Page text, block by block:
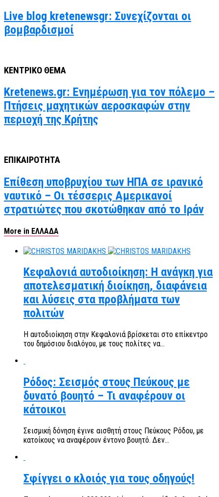
Live blog kretenewsgr: Συνεχίζονται οι
βομβαρδισμοί
ΚΕΝΤΡΙΚΟ ΘΕΜΑ
Kretenews.gr: Ενημέρωση για τον πόλεμο –
Πτήσεις μαχητικών αεροσκαφών στην
περιοχή της Κρήτης
ΕΠΙΚΑΙΡΟΤΗΤΑ
Επίθεση υποβρυχίου των ΗΠΑ σε ιρανικό
ναυτικό – Οι τέσσερις Αμερικανοί
στρατιώτες που σκοτώθηκαν από το Ιράν
More in ΕΛΛΑΔΑ
Κεφαλονιά αυτοδιοίκηση: Η ανάγκη για
αποτελεσματική διοίκηση, διαφάνεια
και λύσεις στα προβλήματα των
πολιτών
Η αυτοδιοίκηση στην Κεφαλονιά βρίσκεται στο επίκεντρο
του δημόσιου διαλόγου, με τους πολίτες να...
Ρόδος: Σεισμός στους Πεύκους με
δυνατό βουητό – Τι αναφέρουν οι
κάτοικοι
Σεισμική δόνηση έγινε αισθητή στους Πεύκους Ρόδου, με
κατοίκους να αναφέρουν έντονο βουητό. Δεν...
Σφίγγει ο κλοιός για τους οδηγούς!